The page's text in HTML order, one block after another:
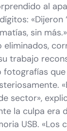
al
«Dijeron
sin
eliminados,
trabajo
fotografías
sector»,
la culpa era
USB. «Los